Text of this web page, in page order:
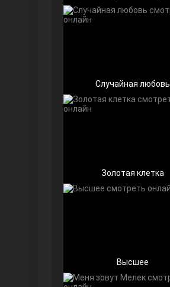
Далекий город
Случайная любовь
Золотая клетка
Высшее